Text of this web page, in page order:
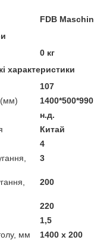
FDB
0 кг
характеристики
107
(мм)
1400*500*990
н.д.
Китай
4
3
200
220
1,5
мм
1400 x 200